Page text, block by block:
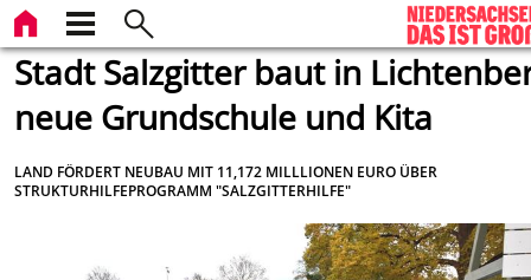
Stadt Salzgitter baut in
neue Grundschule und Kita
LAND FÖRDERT NEUBAU MIT 11,172 MILLLIONEN EURO ÜBER
STRUKTURHILFEPROGRAMM "SALZGITTERHILFE"